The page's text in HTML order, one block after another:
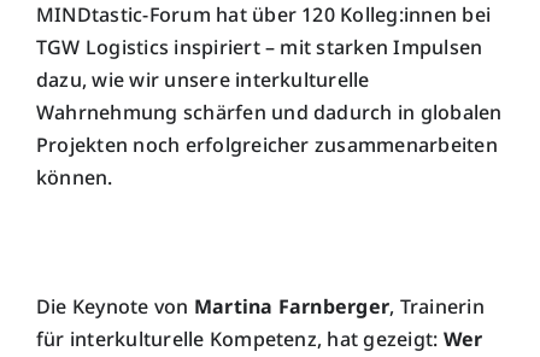
MINDtastic-Forum hat über 120 Kolleg:innen bei
TGW Logistics inspiriert – mit starken Impulsen
dazu, wie wir unsere interkulturelle
Wahrnehmung schärfen und dadurch in globalen
Projekten noch erfolgreicher zusammenarbeiten
können.
Die Keynote von Martina Farnberger, Trainerin
für interkulturelle Kompetenz, hat gezeigt: Wer